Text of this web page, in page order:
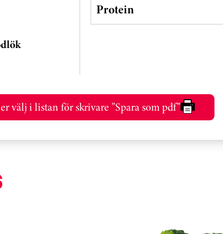
Protein
välj i listan för skrivare ”Spara som pdf”